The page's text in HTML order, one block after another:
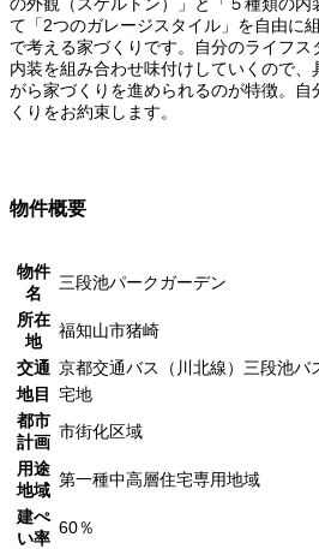
て「2つのガレージスタイル」を自由に
で考える家づくりです。自分のライフス
内装を組み合わせ味付けしていくので
がら家づくりを進められるのが特徴。
くりをお約束します。
物件概要
物件
名
三段池パークガーデン
所在
地
福知山市猪崎
交通 京都交通バス（川北線）三段池バ
地目
宅地
都市
計画
市街化区域
用途
地域
第一種中高層住宅専用地域
建ぺ
い率
60％